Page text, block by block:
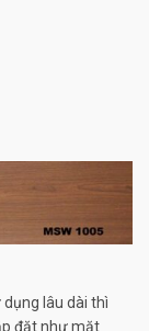
lâu dài thì
đặt như mặt